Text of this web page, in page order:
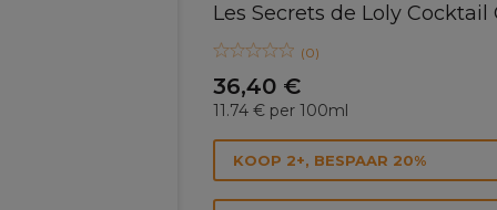
Les Secrets de Loly
(0)
36,40 €
11.74 € per 100ml
KOOP 2+, BESPAAR 20%